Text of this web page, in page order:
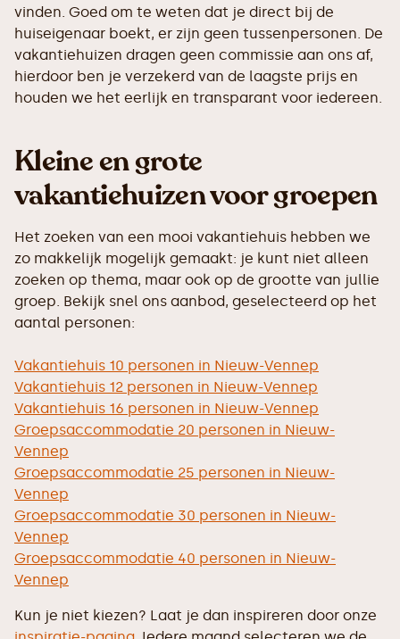
vinden. Goed om te weten dat je direct bij de
huiseigenaar boekt, er zijn geen tussenpersonen. De
vakantiehuizen dragen geen commissie aan ons af,
hierdoor ben je verzekerd van de laagste prijs en
houden we het eerlijk en transparant voor iedereen.
Kleine en grote
vakantiehuizen voor groepen
Het zoeken van een mooi vakantiehuis hebben we
zo makkelijk mogelijk gemaakt: je kunt niet alleen
zoeken op thema, maar ook op de grootte van jullie
groep. Bekijk snel ons aanbod, geselecteerd op het
aantal personen:
Vakantiehuis 10 personen in Nieuw-Vennep
Vakantiehuis 12 personen in Nieuw-Vennep
Vakantiehuis 16 personen in Nieuw-Vennep
Groepsaccommodatie 20 personen in Nieuw-
Vennep
Groepsaccommodatie 25 personen in Nieuw-
Vennep
Groepsaccommodatie 30 personen in Nieuw-
Vennep
Groepsaccommodatie 40 personen in Nieuw-
Vennep
Kun je niet kiezen? Laat je dan inspireren door onze